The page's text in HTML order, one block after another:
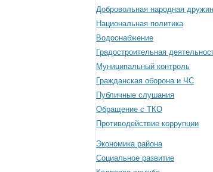
Добровольная народная
Национальная политика
Водоснабжение
Градостроительная
Муниципальный контроль
Гражданская оборона и ЧС
Публичные слушания
Обращение с ТКО
Противодействие коррупции
Экономика района
Социальное развитие